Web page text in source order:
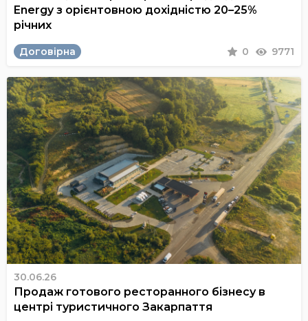
Energy з орієнтовною дохідністю 20–25%
річних
Договірна 0 9771
30.06.26
Продаж готового ресторанного бізнесу в
центрі туристичного Закарпаття